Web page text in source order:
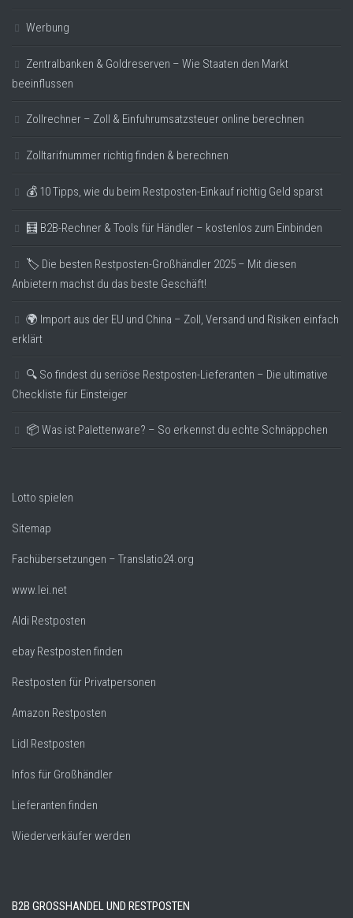
Werbung
Zentralbanken & Goldreserven – Wie Staaten den Markt
beeinflussen
Zollrechner – Zoll & Einfuhrumsatzsteuer online berechnen
Zolltarifnummer richtig finden & berechnen
💰 10 Tipps, wie du beim Restposten-Einkauf richtig Geld sparst
🧮 B2B-Rechner & Tools für Händler – kostenlos zum Einbinden
🏷️ Die besten Restposten-Großhändler 2025 – Mit diesen
Anbietern machst du das beste Geschäft!
🌍 Import aus der EU und China – Zoll, Versand und Risiken einfach
erklärt
🔍 So findest du seriöse Restposten-Lieferanten – Die ultimative
Checkliste für Einsteiger
📦 Was ist Palettenware? – So erkennst du echte Schnäppchen
Lotto spielen
Sitemap
Fachübersetzungen – Translatio24.org
www.lei.net
Aldi Restposten
ebay Restposten finden
Restposten für Privatpersonen
Amazon Restposten
Lidl Restposten
Infos für Großhändler
Lieferanten finden
Wiederverkäufer werden
B2B GROSSHANDEL UND RESTPOSTEN